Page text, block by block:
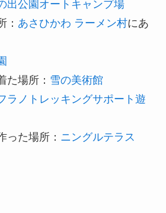
出公園オートキャンプ場
： あさひかわ ラーメン村にあ
た場所： 雪の美術館
ラノトレッキングサポート遊
った場所： ニングルテラス